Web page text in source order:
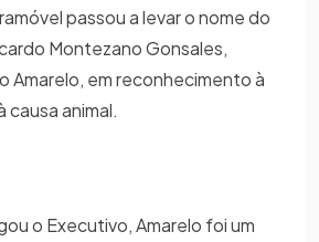
passou a levar o nome do
Montezano Gonsales,
Amarelo, em reconhecimento à
causa animal.
o Executivo, Amarelo foi um